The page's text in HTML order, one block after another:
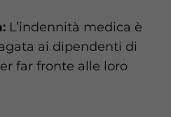
L’indennità medica è
ai dipendenti di
far fronte alle loro